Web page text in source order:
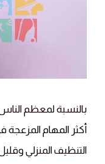
بالنسبة لمعظم
أكثر المهام المزعجة
التنظيف المنزلي